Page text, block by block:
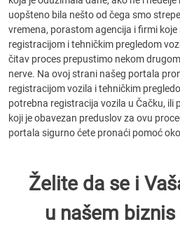
uopšteno bila nešto od čega smo
vremena, porastom agencija i firmi
registracijom i tehničkim pregledom
čitav proces prepustimo nekom
nerve. Na ovoj strani našeg portala
registracijom vozila i tehničkim
potrebna registracija vozila u Čačku, ili
koji je obavezan preduslov za ovu
portala sigurno ćete pronaći pomoć
Želite da se i
u našem